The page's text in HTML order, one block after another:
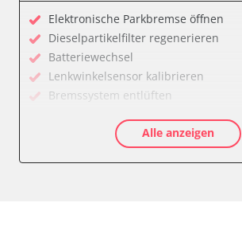
Bordcomputer
CD-Wechsler
Command
Dachbedieneinheit (DBE)
Dämpfungssystem hinten links
Dämpfungssystem hinten rechts
Dämpfungssystem vorne links
Dämpfungssystem vorne rechts
Elektronische Parkbremse öffnen
Dieselpartikelfilter regenerieren
Batteriewechsel
Lenkwinkelsensor kalibrieren
Bremssystem entlüften
Elektronische Parkbremse kalibrieren
Ölservicerückstellung
Alle anzeigen